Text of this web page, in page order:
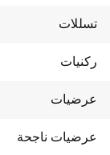
تسللات
ركنيات
عرضيات
عرضيات ناجحة